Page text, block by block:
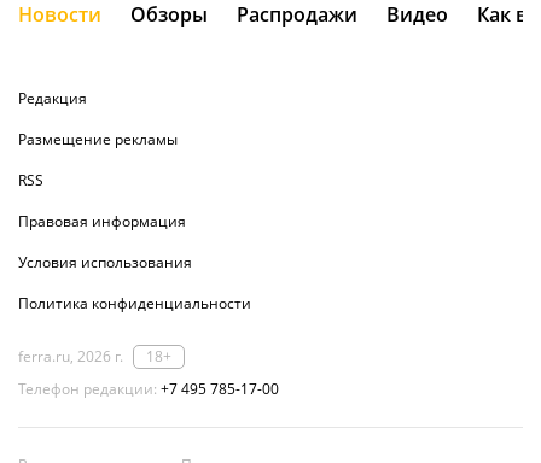
Новости Обзоры Распродажи Видео Как
Редакция
Размещение рекламы
RSS
Правовая информация
Условия использования
Политика конфиденциальности
ferra.ru, 2026 г.
18+
Телефон редакции: +7 495 785-17-00